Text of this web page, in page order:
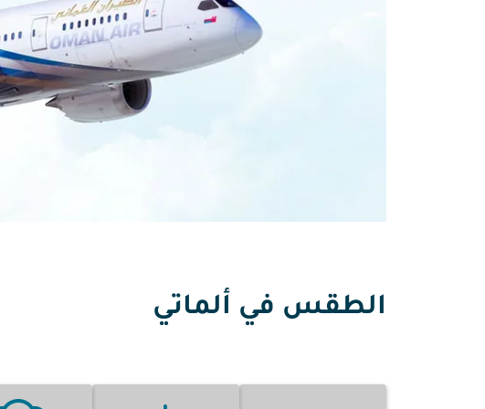
الطقس في ألماتي